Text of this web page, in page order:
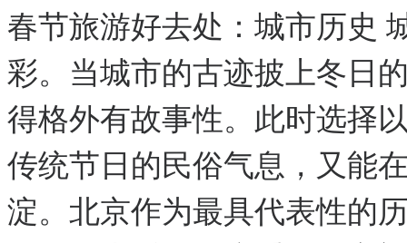
春节旅游好去处：城市历史
彩。当城市的古迹披上冬日
得格外有故事性。此时选择
传统节日的民俗气息，又能
淀。北京作为最具代表性的